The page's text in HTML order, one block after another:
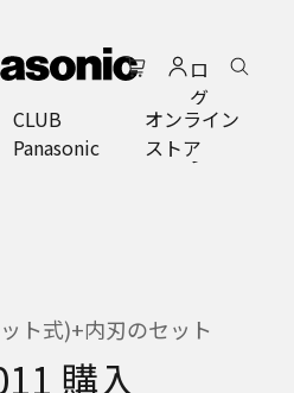
ロ
グ
イ
ン
CLUB
Panasonic
オンライン
ストア
ト式)+内刃のセット
購入